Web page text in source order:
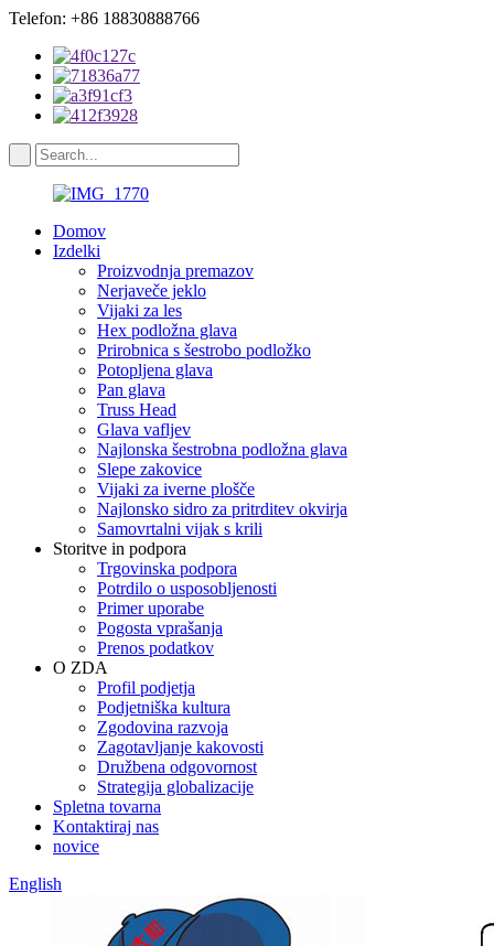
Telefon: +86 18830888766
Domov
Izdelki
Proizvodnja premazov
Nerjaveče jeklo
Vijaki za les
Hex podložna glava
Prirobnica s šestrobo podložko
Potopljena glava
Pan glava
Truss Head
Glava vafljev
Najlonska šestrobna podložna glava
Slepe zakovice
Vijaki za iverne plošče
Najlonsko sidro za pritrditev okvirja
Samovrtalni vijak s krili
Storitve in podpora
Trgovinska podpora
Potrdilo o usposobljenosti
Primer uporabe
Pogosta vprašanja
Prenos podatkov
O ZDA
Profil podjetja
Podjetniška kultura
Zgodovina razvoja
Zagotavljanje kakovosti
Družbena odgovornost
Strategija globalizacije
Spletna tovarna
Kontaktiraj nas
novice
English